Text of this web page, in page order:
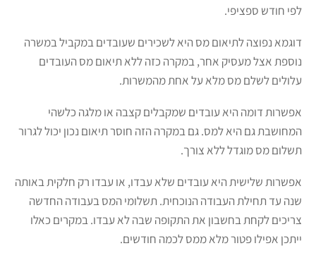
לפי חודש ספציפי.
דוגמא נפוצה לתיאום מס היא לשכירים שעובדים במקביל במשרה
נוספת אצל מעסיק אחר, במקרה כזה ללא תיאום מס העובדים
עלולים לשלם מס מלא על אחת מהמשרות.
אפשרות דומה היא עובדים שמקבלים קצבה או מלגה כלשהי
המחושבת גם היא למס. גם במקרה הזה חוסר תיאום נכון יכול לגרור
תשלום מס מוגדל ללא צורך.
אפשרות שלישית היא עובדים שלא עבדו, או עבדו רק חלקית באותה
שנה עד תחילת העבודה הנוכחית. תשלומי המס בעבודה החדשה
צריכים לקחת בחשבון את התקופה שבה לא עבדו. במקרים כאלו
ייתכן אפילו פטור מלא ממס לכמה חודשים.